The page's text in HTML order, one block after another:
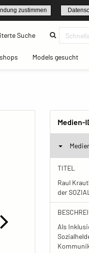
zustimmen
Suche(current)
(current)Models gesucht
Medien-
TITEL
Raul
der
Als